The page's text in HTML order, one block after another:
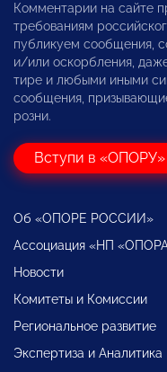
Комментарии на сайте
требованиям
публикуем сообщения,
и/или оскорбления,
тире и любыми иными
сообщения,
розни.
Вступи в «ОПОРУ»
Об «ОПОРЕ РОССИИ»
Ассоциация «НП
Новости
Комитеты и Комиссии
Региональное развитие
Экспертиза и Аналитика